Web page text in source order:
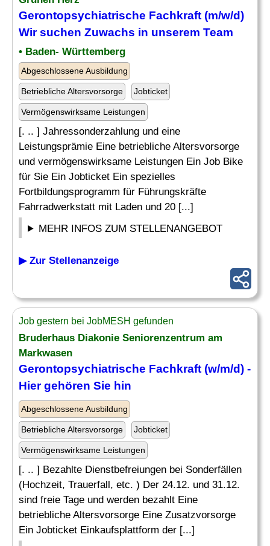
Gerontopsychiatrische Fachkraft (m/w/d)
Wir suchen Zuwachs in unserem Team
• Baden- Württemberg
Abgeschlossene Ausbildung
Betriebliche Altersvorsorge Jobticket
Vermögenswirksame Leistungen
[. .. ] Jahressonderzahlung und eine
Leistungsprämie Eine betriebliche Altersvorsorge
und vermögenswirksame Leistungen Ein Job Bike
für Sie Ein Jobticket Ein spezielles
Fortbildungsprogramm für Führungskräfte
Fahrradwerkstatt mit Laden und 20 [...]
MEHR INFOS ZUM STELLENANGEBOT
▶ Zur Stellenanzeige
Job gestern bei JobMESH gefunden
Bruderhaus Diakonie Seniorenzentrum am
Markwasen
Gerontopsychiatrische Fachkraft (w/m/d) -
Hier gehören Sie hin
Abgeschlossene Ausbildung
Betriebliche Altersvorsorge Jobticket
Vermögenswirksame Leistungen
[. .. ] Bezahlte Dienstbefreiungen bei Sonderfällen
(Hochzeit, Trauerfall, etc. ) Der 24.12. und 31.12.
sind freie Tage und werden bezahlt Eine
betriebliche Altersvorsorge Eine Zusatzvorsorge
Ein Jobticket Einkaufsplattform der [...]